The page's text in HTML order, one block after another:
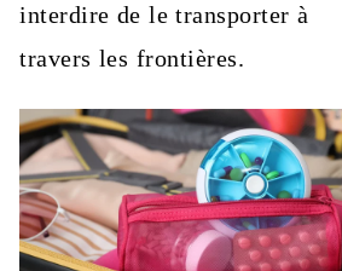
interdire de le transporter à
travers les frontières.